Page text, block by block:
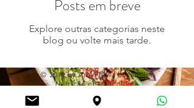
Posts em breve
Explore outras categorias neste
blog ou volte mais tarde.
© 2019 by Ana Flávia Locatelli l
Nutrição em Oncologia